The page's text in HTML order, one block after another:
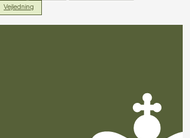
Vejledning